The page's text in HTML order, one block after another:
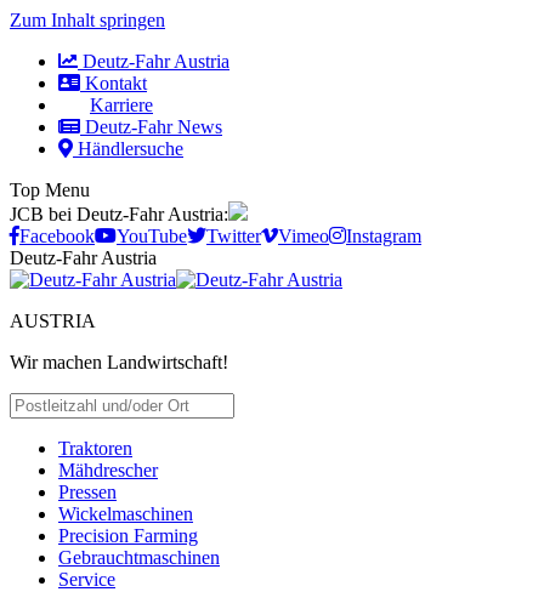
Zum Inhalt springen
Deutz-Fahr Austria
Kontakt
Karriere
Deutz-Fahr News
Händlersuche
Top Menu
JCB bei Deutz-Fahr Austria:
Facebook
YouTube Twitter Vimeo
Instagram
Deutz-Fahr Austria
AUSTRIA
Wir machen Landwirtschaft!
Traktoren
Mähdrescher
Pressen
Wickelmaschinen
Precision Farming
Gebrauchtmaschinen
Service